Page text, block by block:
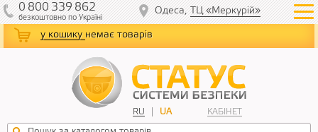
у кошику немає товарів
RU UA КАБІНЕТ
0 800 339 862
безкоштовнопо Україні
Одеса, ТЦ «Меркурій»